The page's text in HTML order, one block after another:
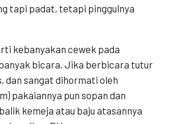
tapi padat, tetapi pinggulnya
kebanyakan cewek pada
bicara. Jika berbicara tutur
dan sangat dihormati oleh
pakaiannya pun sopan dan
kemeja atau baju atasannya